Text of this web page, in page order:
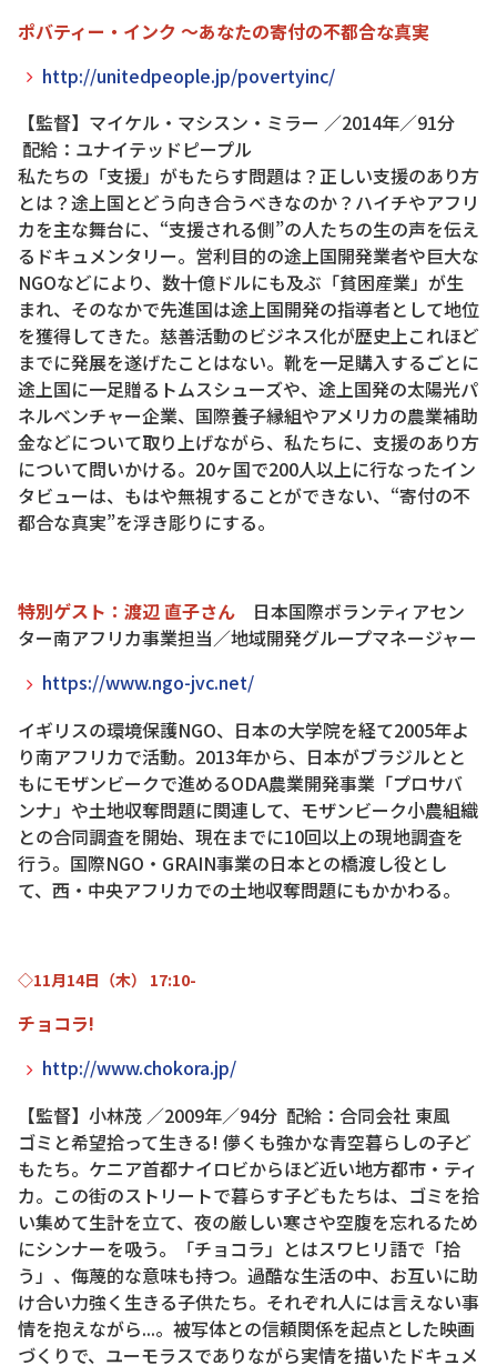
ポバティー・インク ～あなたの寄付の不都合な真実
http://unitedpeople.jp/povertyinc/
【監督】マイケル・マシスン・ミラー ／2014年／91分
配給：ユナイテッドピープル
私たちの「支援」がもたらす問題は？正しい支援のあり方
とは？途上国とどう向き合うべきなのか？ハイチやアフリ
カを主な舞台に、“支援される側”の人たちの生の声を伝え
るドキュメンタリー。営利目的の途上国開発業者や巨大な
NGOなどにより、数十億ドルにも及ぶ「貧困産業」が生
まれ、そのなかで先進国は途上国開発の指導者として地位
を獲得してきた。慈善活動のビジネス化が歴史上これほど
までに発展を遂げたことはない。靴を一足購入するごとに
途上国に一足贈るトムスシューズや、途上国発の太陽光パ
ネルベンチャー企業、国際養子縁組やアメリカの農業補助
金などについて取り上げながら、私たちに、支援のあり方
について問いかける。20ヶ国で200人以上に行なったイン
タビューは、もはや無視することができない、“寄付の不
都合な真実”を浮き彫りにする。
特別ゲスト：渡辺 直子さん 日本国際ボランティアセン
ター南アフリカ事業担当／地域開発グループマネージャー
https://www.ngo-jvc.net/
イギリスの環境保護NGO、日本の大学院を経て2005年よ
り南アフリカで活動。2013年から、日本がブラジルとと
もにモザンビークで進めるODA農業開発事業「プロサバ
ンナ」や土地収奪問題に関連して、モザンビーク小農組織
との合同調査を開始、現在までに10回以上の現地調査を
行う。国際NGO・GRAIN事業の日本との橋渡し役とし
て、西・中央アフリカでの土地収奪問題にもかかわる。
◇11月14日（木） 17:10-
チョコラ!
http://www.chokora.jp/
【監督】小林茂 ／2009年／94分 配給：合同会社 東風
ゴミと希望拾って生きる! 儚くも強かな青空暮らしの子ど
もたち。ケニア首都ナイロビからほど近い地方都市・ティ
カ。この街のストリートで暮らす子どもたちは、ゴミを拾
い集めて生計を立て、夜の厳しい寒さや空腹を忘れるため
にシンナーを吸う。「チョコラ」とはスワヒリ語で「拾
う」、侮蔑的な意味も持つ。過酷な生活の中、お互いに助
け合い力強く生きる子供たち。それぞれ人には言えない事
情を抱えながら...。被写体との信頼関係を起点とした映画
づくりで、ユーモラスでありながら実情を描いたドキュメ